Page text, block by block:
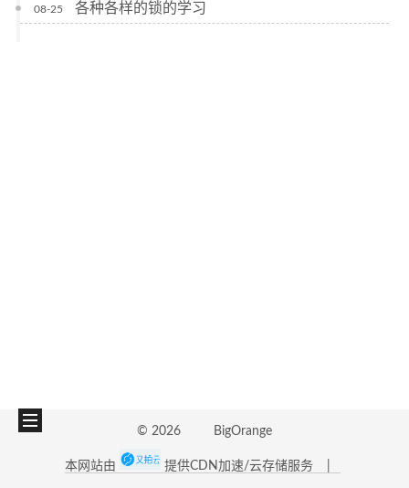
08-25 各种各样的锁的学习
©2026 BigOrange
本网站由 提供CDN加速/云存储服务